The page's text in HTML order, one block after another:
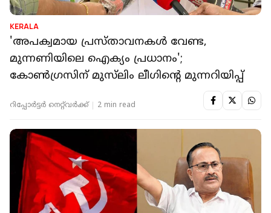
KERALA
'അപക്വമായ പ്രസ്താവനകൾ വേണ്ട,
മുന്നണിയിലെ ഐക്യം പ്രധാനം';
കോൺഗ്രസിന് മുസ്‌ലിം ലീഗിൻ്റെ മുന്നറിയിപ്പ്
റിപ്പോർട്ടർ നെറ്റ്‌വര്‍ക്ക്‌ 2 min read